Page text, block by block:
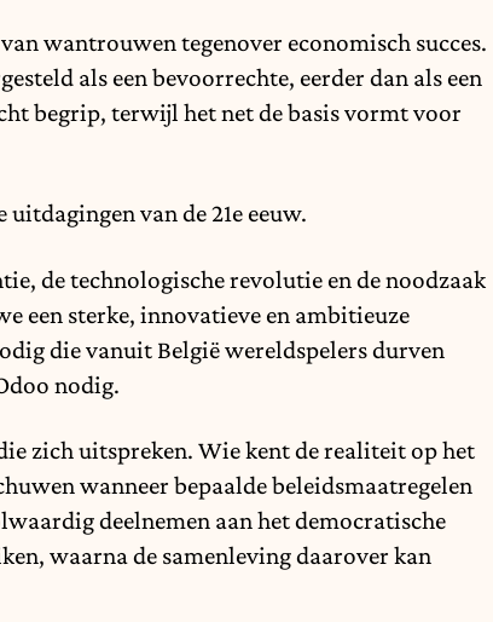
wantrouwen tegenover economisch succes.
als een bevoorrechte, eerder dan als een
begrip, terwijl het net de basis vormt voor
van de 21e eeuw.
de technologische revolutie en de noodzaak
een sterke, innovatieve en ambitieuze
die vanuit België wereldspelers durven
nodig.
zich uitspreken. Wie kent de realiteit op het
wanneer bepaalde beleidsmaatregelen
deelnemen aan het democratische
waarna de samenleving daarover kan